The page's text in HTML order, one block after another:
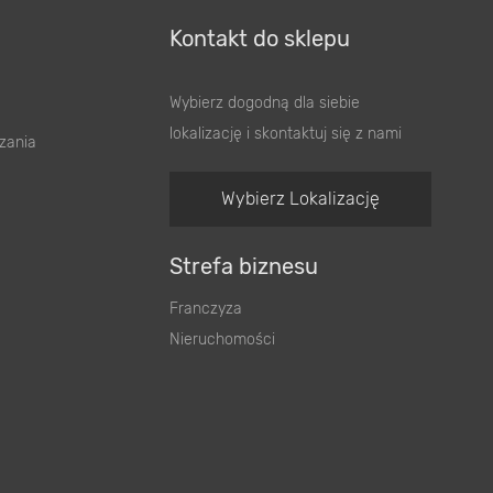
lokalizację i skontaktuj się z nami
Nieruchomości